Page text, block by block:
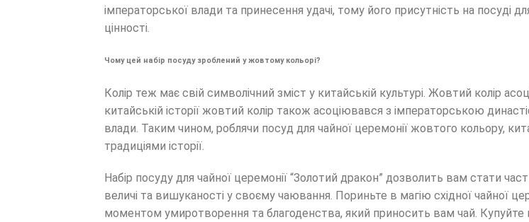
імператорської влади та принесення удачі, тому його присутність на посуді
цінності.
Чому цей набір посуду зроблений у жовтому кольорі?
Колір теж має свій символічний зміст у китайській культурі. Жовтий колір
китайській історії жовтий колір також асоціювався з імператорською
влади. Таким чином, роблячи посуд для чайної церемонії жовтого кольору,
традиціями історії.
Набір посуду для чайної церемонії “Золотий дракон” дозволить вам стати
величі та вишуканості у своєму чаювання. Пориньте в магію східної чайної
моментом умиротворення та благоденства, який приносить вам чай. Купуйте